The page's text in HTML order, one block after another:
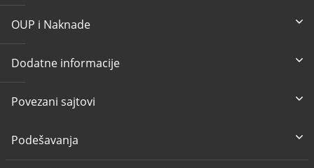
OUP i Naknade
Dodatne informacije
Povezani sajtovi
Podešavanja